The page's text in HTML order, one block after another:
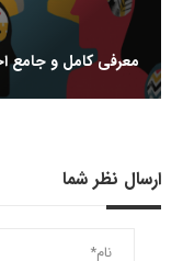
معرفی کامل و جامع
ارسال نظر شما